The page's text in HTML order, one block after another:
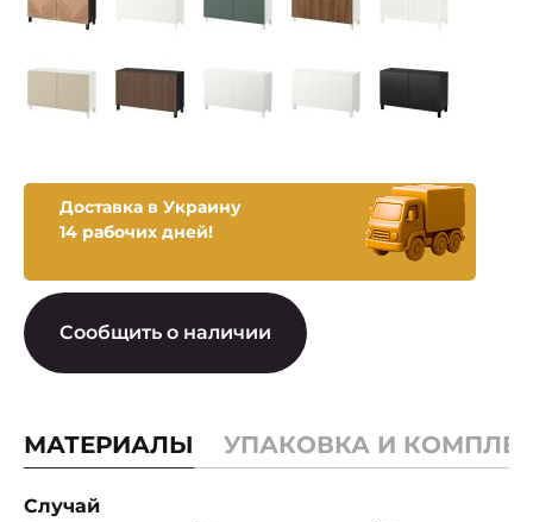
Доставка в Украину
14 рабочих дней!
Сообщить о наличии
МАТЕРИАЛЫ УПАКОВКА И
Случай